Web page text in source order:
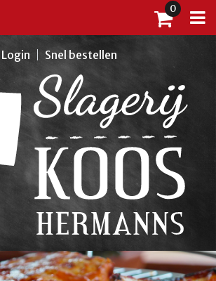
Login Snel bestellen
0